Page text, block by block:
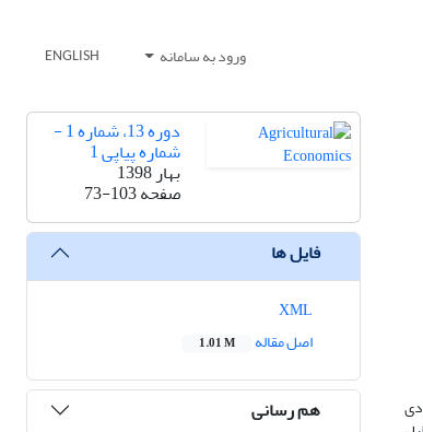
ورود به سامانه ENGLISH
دوره 13، شماره 1 -
شماره پیاپی 1
بهار 1398
صفحه73-103
فایل ها
اصل مقاله
1.01 M
هم رسانی